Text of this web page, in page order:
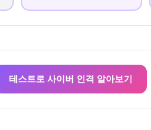
테스트로 사이버 인격 알아보기